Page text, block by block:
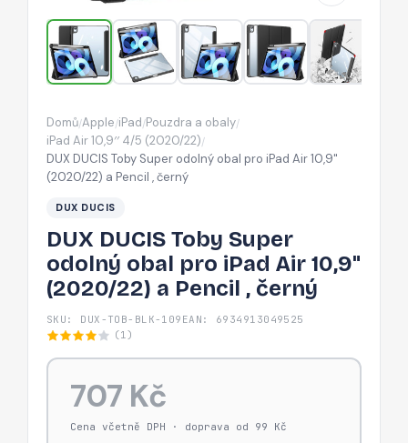
pro
iPad
Air
10,9"
a
Pencil
Domů/Apple/iPad/Pouzdra a obaly/
iPad Air 10,9′′ 4/5 (2020/22)/
DUX DUCIS Toby Super odolný obal pro iPad Air 10,9"
(2020/22) a Pencil , černý
DUX DUCIS
DUX DUCIS Toby Super
odolný obal pro iPad Air 10,9"
(2020/22) a Pencil , černý
SKU: DUX-TOB-BLK-109 EAN: 6934913049525
(1)
707 Kč
Cena včetně DPH · doprava od 99 Kč